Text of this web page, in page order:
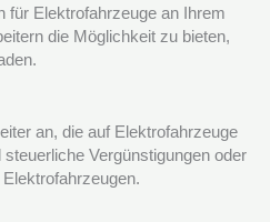
für Elektrofahrzeuge an Ihrem
die Möglichkeit zu bieten,
an, die auf Elektrofahrzeuge
Vergünstigungen oder